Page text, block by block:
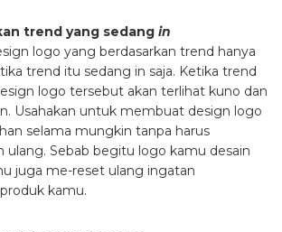
trend yang sedang in
logo yang berdasarkan trend hanya
trend itu sedang in saja. Ketika trend
logo tersebut akan terlihat kuno dan
Usahakan untuk membuat design logo
selama mungkin tanpa harus
ulang. Sebab begitu logo kamu desain
juga me-reset ulang ingatan
kamu.